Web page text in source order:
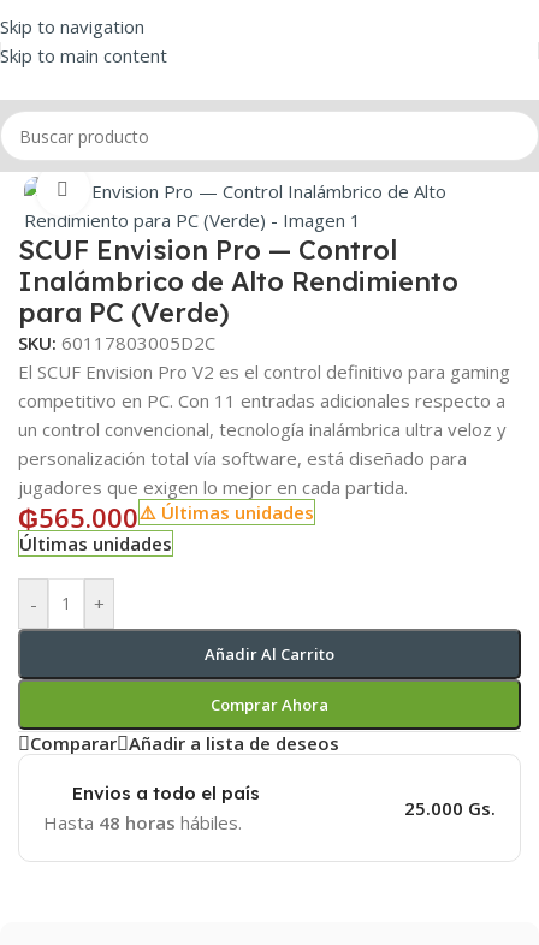
Skip to navigation
Skip to main content
Inicio/Simuladores/Control
Click to enlarge
SCUF Envision Pro — Control
Inalámbrico de Alto Rendimiento
para PC (Verde)
SKU: 60117803005D2C
El SCUF Envision Pro V2 es el control definitivo para gaming
competitivo en PC. Con 11 entradas adicionales respecto a
un control convencional, tecnología inalámbrica ultra veloz y
personalización total vía software, está diseñado para
jugadores que exigen lo mejor en cada partida.
₲565.000⚠️ Últimas unidades
Últimas unidades
- +
Añadir Al Carrito
Comprar Ahora
Comparar Añadir a lista de deseos
Envios a todo el país
Hasta 48 horas hábiles.
25.000 Gs.